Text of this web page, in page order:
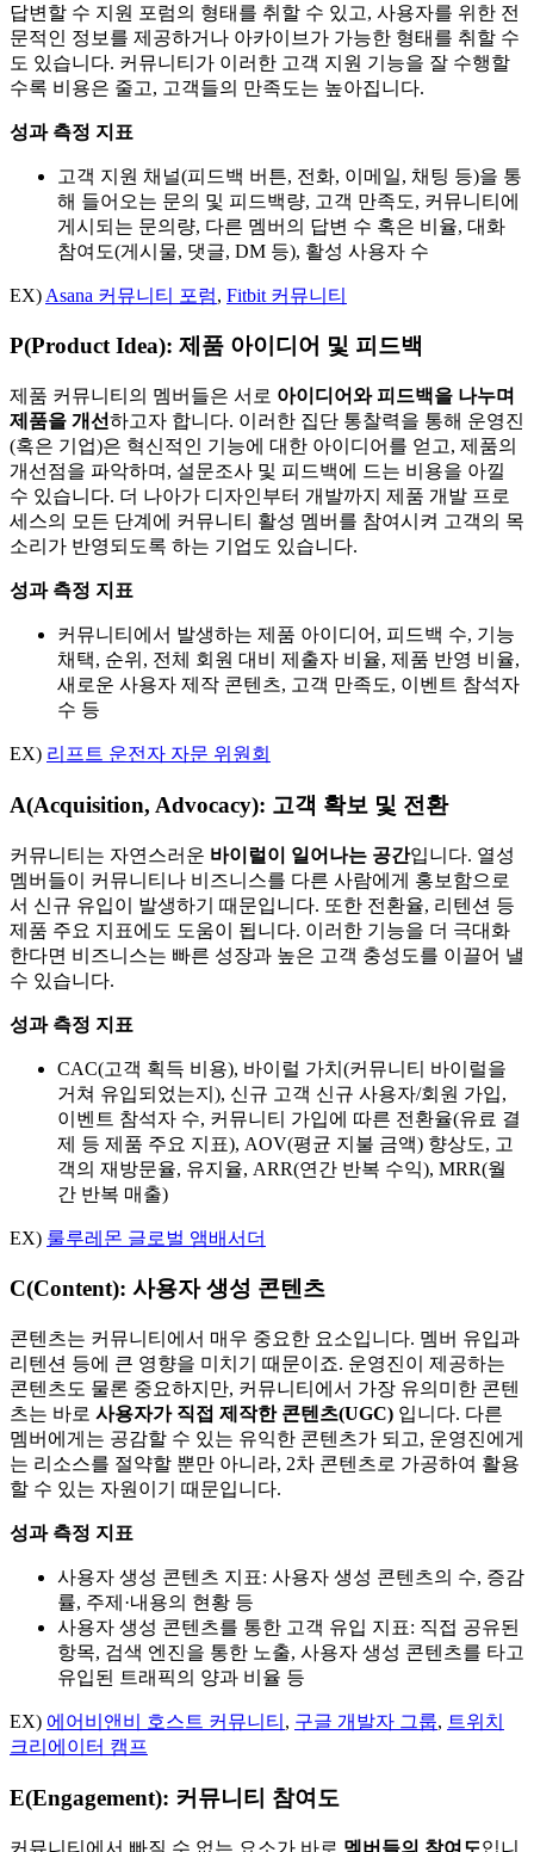
답변할 수 지원 포럼의 형태를 취할 수 있고, 사용자를 위한 전
문적인 정보를 제공하거나 아카이브가 가능한 형태를 취할 수
도 있습니다. 커뮤니티가 이러한 고객 지원 기능을 잘 수행할
수록 비용은 줄고, 고객들의 만족도는 높아집니다.
성과 측정 지표
고객 지원 채널(피드백 버튼, 전화, 이메일, 채팅 등)을 통
해 들어오는 문의 및 피드백량, 고객 만족도, 커뮤니티에
게시되는 문의량, 다른 멤버의 답변 수 혹은 비율, 대화
참여도(게시물, 댓글, DM 등), 활성 사용자 수
EX) Asana 커뮤니티 포럼, Fitbit 커뮤니티
P(Product Idea): 제품 아이디어 및 피드백
제품 커뮤니티의 멤버들은 서로 아이디어와 피드백을 나누며
제품을 개선하고자 합니다. 이러한 집단 통찰력을 통해 운영진
(혹은 기업)은 혁신적인 기능에 대한 아이디어를 얻고, 제품의
개선점을 파악하며, 설문조사 및 피드백에 드는 비용을 아낄
수 있습니다. 더 나아가 디자인부터 개발까지 제품 개발 프로
세스의 모든 단계에 커뮤니티 활성 멤버를 참여시켜 고객의 목
소리가 반영되도록 하는 기업도 있습니다.
성과 측정 지표
커뮤니티에서 발생하는 제품 아이디어, 피드백 수, 기능
채택, 순위, 전체 회원 대비 제출자 비율, 제품 반영 비율,
새로운 사용자 제작 콘텐츠, 고객 만족도, 이벤트 참석자
수 등
EX) 리프트 운전자 자문 위원회
A(Acquisition, Advocacy): 고객 확보 및 전환
커뮤니티는 자연스러운 바이럴이 일어나는 공간입니다. 열성
멤버들이 커뮤니티나 비즈니스를 다른 사람에게 홍보함으로
서 신규 유입이 발생하기 때문입니다. 또한 전환율, 리텐션 등
제품 주요 지표에도 도움이 됩니다. 이러한 기능을 더 극대화
한다면 비즈니스는 빠른 성장과 높은 고객 충성도를 이끌어 낼
수 있습니다.
성과 측정 지표
CAC(고객 획득 비용), 바이럴 가치(커뮤니티 바이럴을
거쳐 유입되었는지), 신규 고객 신규 사용자/회원 가입,
이벤트 참석자 수, 커뮤니티 가입에 따른 전환율(유료 결
제 등 제품 주요 지표), AOV(평균 지불 금액) 향상도, 고
객의 재방문율, 유지율, ARR(연간 반복 수익), MRR(월
간 반복 매출)
EX) 룰루레몬 글로벌 앰배서더
C(Content): 사용자 생성 콘텐츠
콘텐츠는 커뮤니티에서 매우 중요한 요소입니다. 멤버 유입과
리텐션 등에 큰 영향을 미치기 때문이죠. 운영진이 제공하는
콘텐츠도 물론 중요하지만, 커뮤니티에서 가장 유의미한 콘텐
츠는 바로 사용자가 직접 제작한 콘텐츠(UGC) 입니다. 다른
멤버에게는 공감할 수 있는 유익한 콘텐츠가 되고, 운영진에게
는 리소스를 절약할 뿐만 아니라, 2차 콘텐츠로 가공하여 활용
할 수 있는 자원이기 때문입니다.
성과 측정 지표
사용자 생성 콘텐츠 지표: 사용자 생성 콘텐츠의 수, 증감
률, 주제·내용의 현황 등
사용자 생성 콘텐츠를 통한 고객 유입 지표: 직접 공유된
항목, 검색 엔진을 통한 노출, 사용자 생성 콘텐츠를 타고
유입된 트래픽의 양과 비율 등
EX) 에어비앤비 호스트 커뮤니티 , 구글 개발자 그룹, 트위치
크리에이터 캠프
E(Engagement): 커뮤니티 참여도
커뮤니티에서 빠질 수 없는 요소가 바로 멤버들의 참여도입니